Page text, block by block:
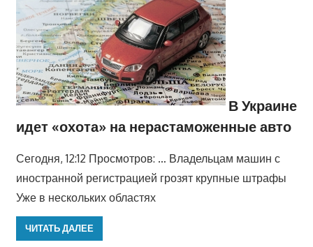
В Украине
идет «охота» на нерастаможенные авто
Сегодня, 12:12 Просмотров: … Владельцам машин с
иностранной регистрацией грозят крупные штрафы
Уже в нескольких областях
ЧИТАТЬ ДАЛЕЕ